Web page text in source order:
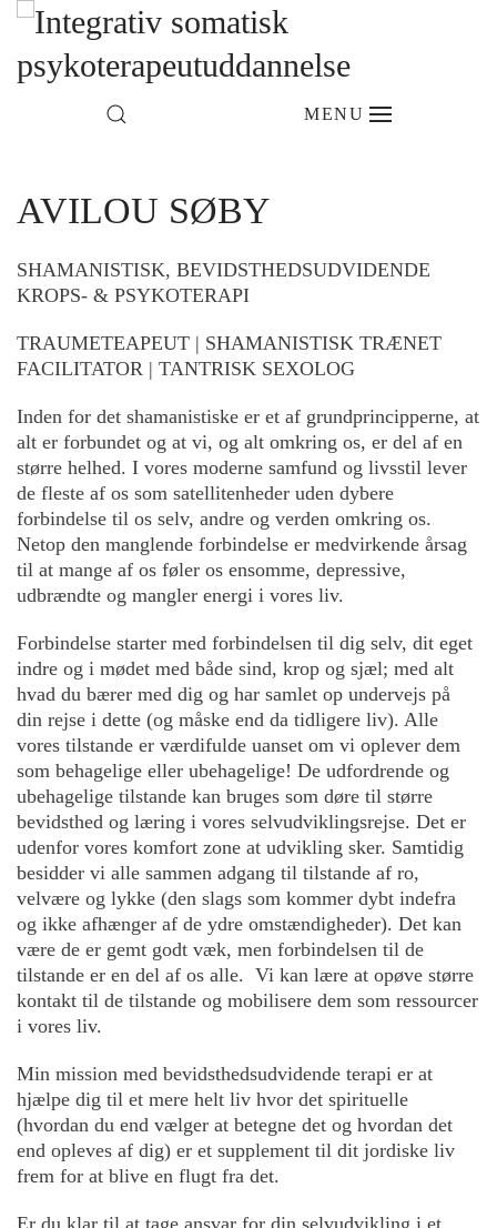
MENU
AVILOU SØBY
SHAMANISTISK, BEVIDSTHEDSUDVIDENDE
KROPS- & PSYKOTERAPI
TRAUMETEAPEUT | SHAMANISTISK TRÆNET
FACILITATOR | TANTRISK SEXOLOG
Inden for det shamanistiske er et af grundprincipperne, at
alt er forbundet og at vi, og alt omkring os, er del af en
større helhed. I vores moderne samfund og livsstil lever
de fleste af os som satellitenheder uden dybere
forbindelse til os selv, andre og verden omkring os.
Netop den manglende forbindelse er medvirkende årsag
til at mange af os føler os ensomme, depressive,
udbrændte og mangler energi i vores liv.
Forbindelse starter med forbindelsen til dig selv, dit eget
indre og i mødet med både sind, krop og sjæl; med alt
hvad du bærer med dig og har samlet op undervejs på
din rejse i dette (og måske end da tidligere liv). Alle
vores tilstande er værdifulde uanset om vi oplever dem
som behagelige eller ubehagelige! De udfordrende og
ubehagelige tilstande kan bruges som døre til større
bevidsthed og læring i vores selvudviklingsrejse. Det er
udenfor vores komfort zone at udvikling sker. Samtidig
besidder vi alle sammen adgang til tilstande af ro,
velvære og lykke (den slags som kommer dybt indefra
og ikke afhænger af de ydre omstændigheder). Det kan
være de er gemt godt væk, men forbindelsen til de
tilstande er en del af os alle. Vi kan lære at opøve større
kontakt til de tilstande og mobilisere dem som ressourcer
i vores liv.
Min mission med bevidsthedsudvidende terapi er at
hjælpe dig til et mere helt liv hvor det spirituelle
(hvordan du end vælger at betegne det og hvordan det
end opleves af dig) er et supplement til dit jordiske liv
frem for at blive en flugt fra det.
Er du klar til at tage ansvar for din selvudvikling i et